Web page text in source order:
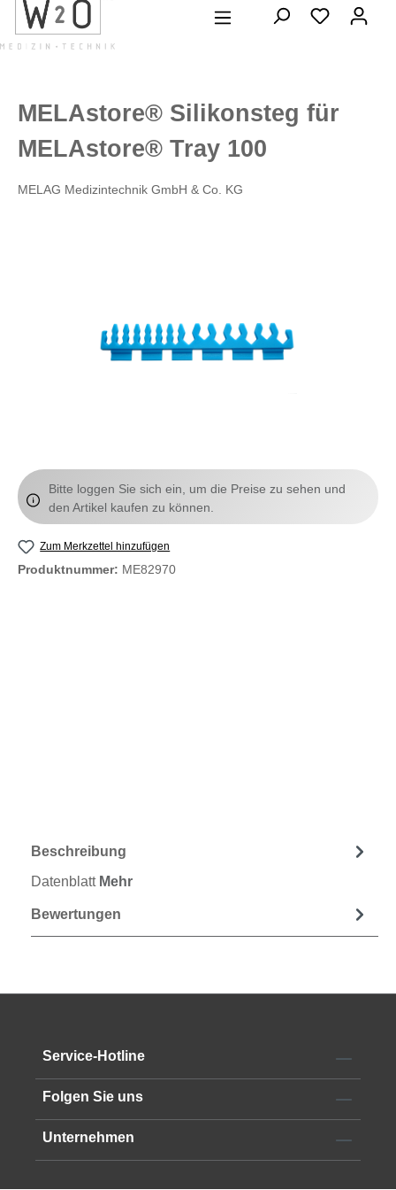
springen
MELAstore® Silikonsteg für
MELAstore® Tray 100
MELAG Medizintechnik GmbH & Co. KG
Bitte loggen Sie sich ein, um die Preise zu sehen und
den Artikel kaufen zu können.
Zum Merkzettel hinzufügen
Produktnummer: ME82970
Beschreibung
Datenblatt Mehr
Bewertungen
Service-Hotline
Folgen Sie uns
Unternehmen